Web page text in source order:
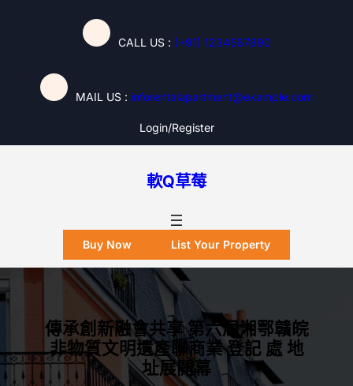
CALL US : (+91) 1234567890
MAIL US : inforentalapartment@example.com
Login/register
軟Q草莓
Buy Now List Your Property
傳承創新融會共享 第六屆湘鄂贛皖
非物質文明遺產聯商業 登記 處 地
址展開幕